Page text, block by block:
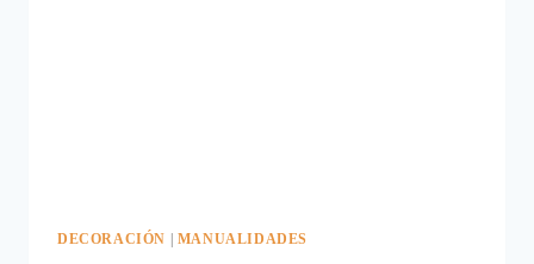
DECORACIÓN MANUALIDADES